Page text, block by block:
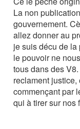
La non
gouvernement.
allez donner au
je suis décu de
le pouvoir ne
tous dans des
reclament justice,
commençant par
qui à tirer sur nos